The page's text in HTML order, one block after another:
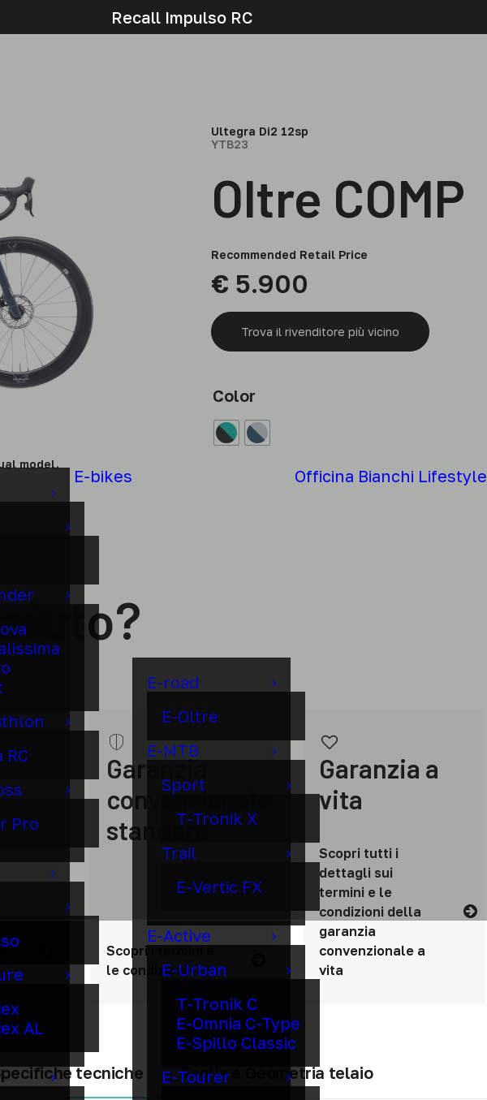
Recall Impulso RC
RC
Pro
AL
E-bikes
E-road
E-Oltre
E-MTB
Sport
T-Tronik X
Trail
E-Vertic FX
E-Active
E-Urban
T-Tronik C
E-Omnia C-Type
E-Spillo Classic
E-Tourer
Officina Bianchi Lifestyle
model.
Ultegra Di2 12sp
YTB23
Oltre COMP
Recommended Retail Price
€ 5.900
Trova il rivenditore più vicino
Color
Garanzia
convenzionale
standard
Scopri i termini e
le condizioni
Garanzia a
vita
Scopri tutti i
dettagli sui
termini e le
condizioni della
garanzia
convenzionale a
vita
tecniche Taglia e Geometria telaio